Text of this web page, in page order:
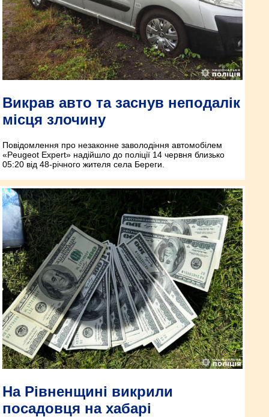
Викрав авто та заснув неподалік
місця злочину
Повідомлення про незаконне заволодіння автомобілем
«Peugeot Expert» надійшло до поліції 14 червня близько
05:20 від 48-річного жителя села Береги.
На Рівненщині викрили
посадовця на хабарі